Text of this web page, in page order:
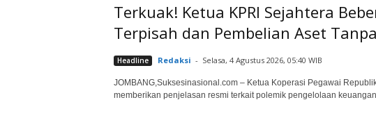
Terkuak! Ketua KPRI Sejahtera
Terpisah dan Pembelian Aset
Headline Redaksi - Selasa, 4 Agustus 2026, 05:40 WIB
JOMBANG,Suksesinasional.com – Ketua Koperasi Pegawai
memberikan penjelasan resmi terkait polemik pengelolaan